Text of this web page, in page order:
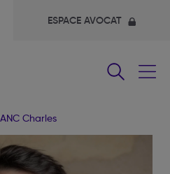
ESPACE AVOCAT
Charles